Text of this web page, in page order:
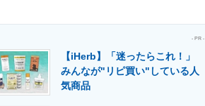
ュニティ マーケ×ITの今がよく分かる
- PR -
【iHerb】「迷ったらこれ！」
みんなが"リピ買い"している人
気商品